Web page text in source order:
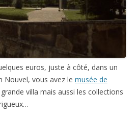
euros, juste à côté, dans un
Nouvel, vous avez le musée de
villa mais aussi les collections